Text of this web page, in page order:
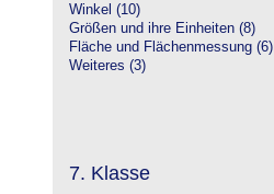
Winkel (10)
Größen und ihre Einheiten (8)
Fläche und Flächenmessung (6)
Weiteres (3)
7. Klasse